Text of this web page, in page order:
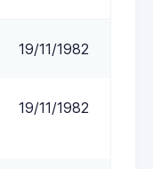
19/11/1982
19/11/1982